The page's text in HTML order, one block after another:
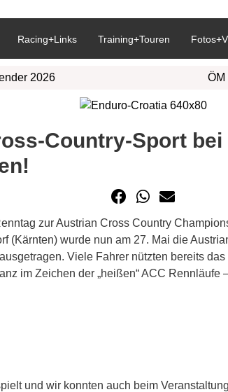
Racing+Links Training+Touren
2026 ÖM
Country-Sport bei
zur Austrian Cross Country
(Kärnten) wurde nun am 27. Mai die
Viele Fahrer nützten bereits
im Zeichen der „heißen“ ACC Rennläufe
und wir konnten auch beim